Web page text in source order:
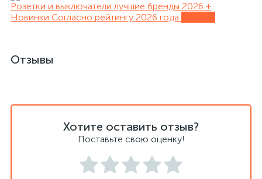
Розетки и выключатели лучшие бренды 2026 +
Новинки Согласно рейтингу 2026 года
Отзывы
Хотите оставить отзыв?
Поставьте свою оценку!